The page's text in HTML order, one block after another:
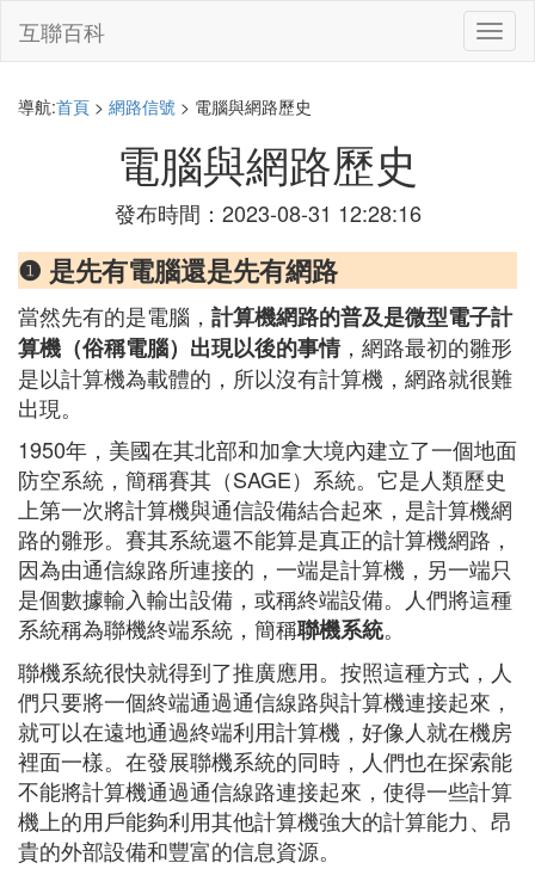
切
換
互聯百科
導航:首頁 > 網路信號 > 電腦與網路歷史
電腦與網路歷史
發布時間：2023-08-31 12:28:16
❶ 是先有電腦還是先有網路
當然先有的是電腦， 計算機網路的普及是微型電子計
算機（俗稱電腦）出現以後的事情，網路最初的雛形
是以計算機為載體的，所以沒有計算機，網路就很難
出現。
1950年，美國在其北部和加拿大境內建立了一個地面
防空系統，簡稱賽其（SAGE）系統。它是人類歷史
上第一次將計算機與通信設備結合起來，是計算機網
路的雛形。賽其系統還不能算是真正的計算機網路，
因為由通信線路所連接的，一端是計算機，另一端只
是個數據輸入輸出設備，或稱終端設備。人們將這種
系統稱為聯機終端系統，簡稱聯機系統。
聯機系統很快就得到了推廣應用。按照這種方式，人
們只要將一個終端通過通信線路與計算機連接起來，
就可以在遠地通過終端利用計算機，好像人就在機房
裡面一樣。在發展聯機系統的同時，人們也在探索能
不能將計算機通過通信線路連接起來，使得一些計算
機上的用戶能夠利用其他計算機強大的計算能力、昂
貴的外部設備和豐富的信息資源。